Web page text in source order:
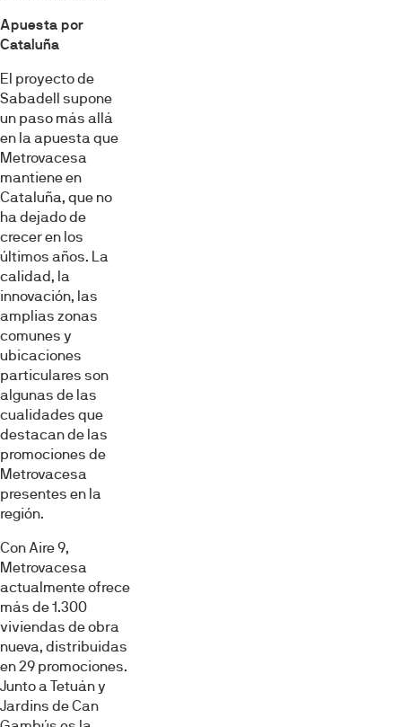
Apuesta por
Cataluña
El proyecto de
Sabadell supone
un paso más allá
en la apuesta que
Metrovacesa
mantiene en
Cataluña, que no
ha dejado de
crecer en los
últimos años. La
calidad, la
innovación, las
amplias zonas
comunes y
ubicaciones
particulares son
algunas de las
cualidades que
destacan de las
promociones de
Metrovacesa
presentes en la
región.
Con Aire 9,
Metrovacesa
actualmente ofrece
más de 1.300
viviendas de obra
nueva, distribuidas
en 29 promociones.
Junto a Tetuán y
Jardins de Can